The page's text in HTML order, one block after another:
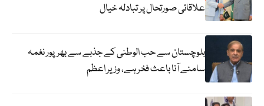
علاقائی صورتحال پر تبادلہ خیال
بلوچستان سے حب الوطنی کے جذبے سے بھرپور نغمہ
سامنے آنا باعث فخر ہے، وزیر اعظم